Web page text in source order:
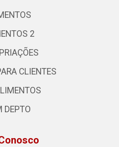
2
CLIENTES
DEPTO